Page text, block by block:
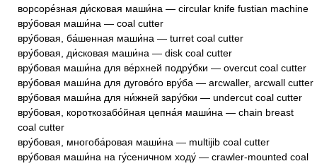
ворсоре́зная ди́сковая маши́на — circular knife fustian machine
вру́бовая маши́на — coal cutter
вру́бовая, ба́шенная маши́на — turret coal cutter
вру́бовая, ди́сковая маши́на — disk coal cutter
вру́бовая маши́на для ве́рхней подру́бки — overcut coal cutter
вру́бовая маши́на для дугово́го вру́ба — arcwaller, arcwall cutter
вру́бовая маши́на для ни́жней зару́бки — undercut coal cutter
вру́бовая, короткозабо́йная цепна́я маши́на — chain breast
coal cutter
вру́бовая, многоба́ровая маши́на — multijib coal cutter
вру́бовая маши́на на гу́сеничном ходу́ — crawler-mounted coal